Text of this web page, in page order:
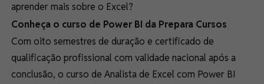
aprender mais sobre o Excel?
Conheça o curso de Power BI da Prepara Cursos
Com oito semestres de duração e certificado de
qualificação profissional com validade nacional após a
conclusão, o curso de Analista de Excel com Power BI